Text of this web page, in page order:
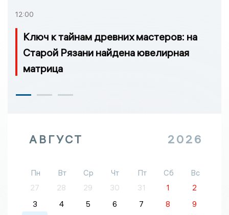
12:00
Ключ к тайнам древних мастеров: на
Старой Рязани найдена ювелирная
матрица
АВГУСТ 2026
Пн Вт Ср Чт Пт Сб
Вс
27
28 29 30 31 1
2
3
4 5 6 7 8
9